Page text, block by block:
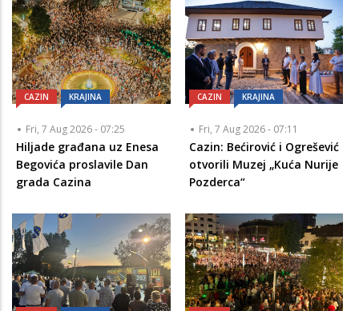
CAZIN KRAJINA
Fri, 7 Aug 2026 - 07:25
Hiljade građana uz Enesa
Begovića proslavile Dan
grada Cazina
CAZIN KRAJINA
Fri, 7 Aug 2026 - 07:11
Cazin: Bećirović i Ogrešević
otvorili Muzej „Kuća Nurije
Pozderca“